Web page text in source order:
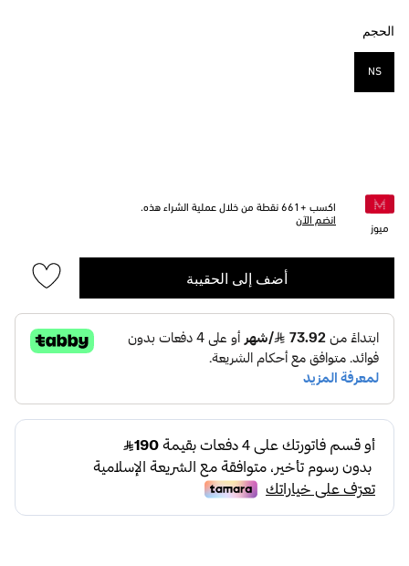
الحجم
NS
ميوز
اكسب + 661 نقطة من خلال عملية الشراء هذه.
انضم الآن
أضف إلى الحقيبة